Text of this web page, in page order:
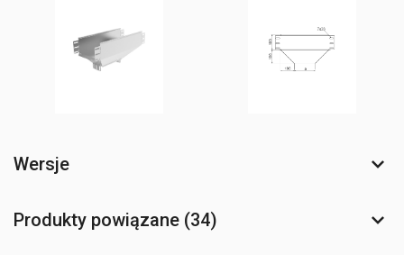
Wersje
Produkty powiązane (34)